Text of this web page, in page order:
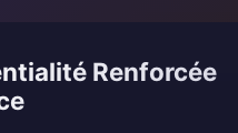
Renforcée